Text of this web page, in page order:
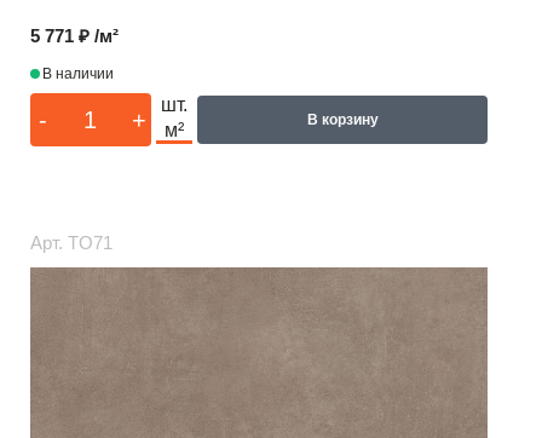
5 771 ₽ /м²
В наличии
- +
шт.
м²
В корзину
Арт. TO71